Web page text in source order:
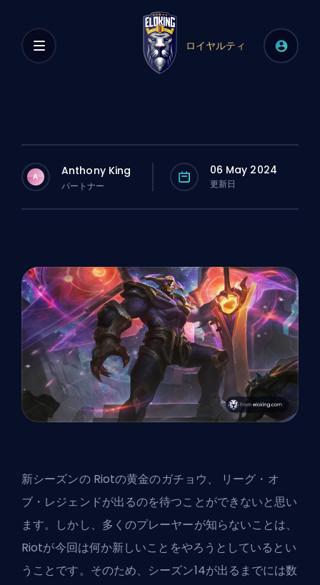
ロイヤルティ
A Anthony King
パートナー
06 May 2024
更新日
新シーズンの Riotの黄金のガチョウ、
リーグ・オ
ブ・レジェンドが出るのを待つことができないと思い
ます。しかし、多くのプレーヤーが知らないことは、
Riotが今回は何か新しいことをやろうとしているとい
うことです。そのため、シーズン14が出るまでには数